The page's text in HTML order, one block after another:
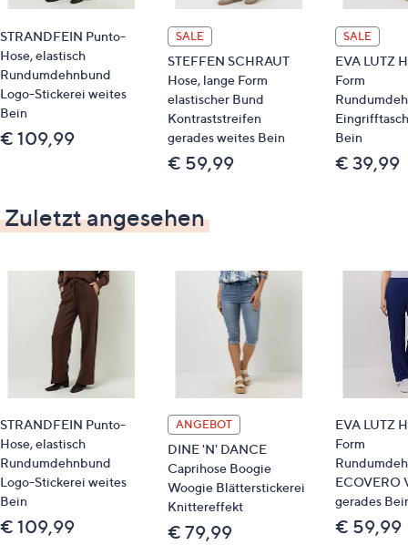
STRANDFEIN Punto-
Hose, elastisch
Rundumdehnbund
Logo-Stickerei weites
Bein
€ 109,99
SALE
STEFFEN SCHRAUT
Hose, lange Form
elastischer Bund
Kontraststreifen
gerades weites Bein
€ 59,99
SALE
EVA LUTZ
Form
Bein
€ 39,99
Zuletzt angesehen
STRANDFEIN Punto-
Hose, elastisch
Rundumdehnbund
Logo-Stickerei weites
Bein
€ 109,99
ANGEBOT
DINE 'N' DANCE
Caprihose Boogie
Woogie Blätterstickerei
Knittereffekt
€ 79,99
EVA LUTZ
Form
ECOVERO
gerades
€ 59,99